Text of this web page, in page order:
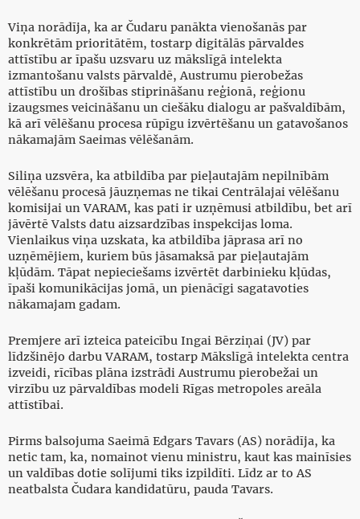
Viņa norādīja, ka ar Čudaru panākta vienošanās par
konkrētām prioritātēm, tostarp digitālās pārvaldes
attīstību ar īpašu uzsvaru uz mākslīgā intelekta
izmantošanu valsts pārvaldē, Austrumu pierobežas
attīstību un drošības stiprināšanu reģionā, reģionu
izaugsmes veicināšanu un ciešāku dialogu ar pašvaldībām,
kā arī vēlēšanu procesa rūpīgu izvērtēšanu un gatavošanos
nākamajām Saeimas vēlēšanām.
Siliņa uzsvēra, ka atbildība par pieļautajām nepilnībām
vēlēšanu procesā jāuzņemas ne tikai Centrālajai vēlēšanu
komisijai un VARAM, kas pati ir uzņēmusi atbildību, bet arī
jāvērtē Valsts datu aizsardzības inspekcijas loma.
Vienlaikus viņa uzskata, ka atbildība jāprasa arī no
uzņēmējiem, kuriem būs jāsamaksā par pieļautajām
kļūdām. Tāpat nepieciešams izvērtēt darbinieku kļūdas,
īpaši komunikācijas jomā, un pienācīgi sagatavoties
nākamajam gadam.
Premjere arī izteica pateicību Ingai Bērziņai (JV) par
līdzšinējo darbu VARAM, tostarp Mākslīgā intelekta centra
izveidi, rīcības plāna izstrādi Austrumu pierobežai un
virzību uz pārvaldības modeli Rīgas metropoles areāla
attīstībai.
Pirms balsojuma Saeimā Edgars Tavars (AS) norādīja, ka
netic tam, ka, nomainot vienu ministru, kaut kas mainīsies
un valdības dotie solījumi tiks izpildīti. Līdz ar to AS
neatbalsta Čudara kandidatūru, pauda Tavars.